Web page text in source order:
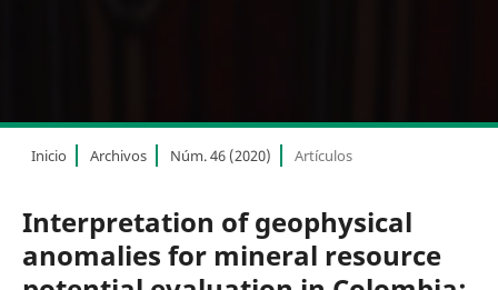
Inicio Archivos Núm. 46 (2020) Artículos
Interpretation of geophysical
anomalies for mineral resource